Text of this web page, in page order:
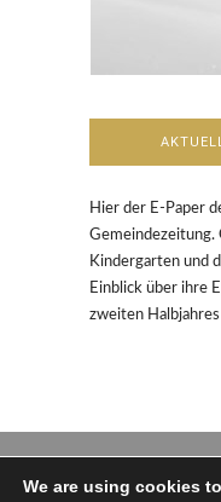
Hier der E-Paper
Gemeindezeitung.
Kindergarten und
Einblick über ihre
zweiten
We are using cookies